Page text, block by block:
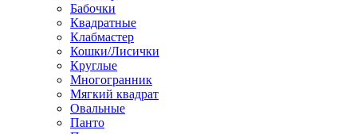
Бабочки
Квадратные
Клабмастер
Кошки/Лисички
Круглые
Многогранник
Мягкий квадрат
Овальные
Панто